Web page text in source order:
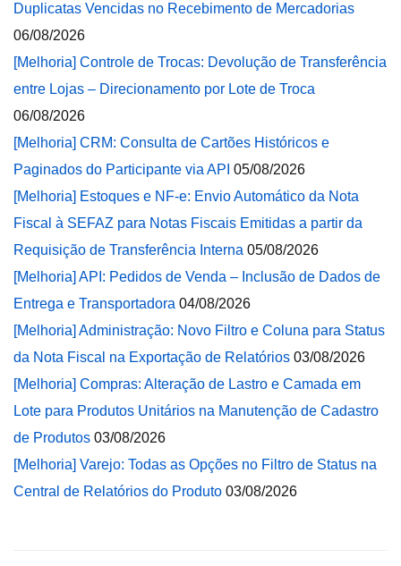
Duplicatas Vencidas no Recebimento de Mercadorias
06/08/2026
[Melhoria] Controle de Trocas: Devolução de Transferência
entre Lojas – Direcionamento por Lote de Troca
06/08/2026
[Melhoria] CRM: Consulta de Cartões Históricos e
Paginados do Participante via API 05/08/2026
[Melhoria] Estoques e NF-e: Envio Automático da Nota
Fiscal à SEFAZ para Notas Fiscais Emitidas a partir da
Requisição de Transferência Interna 05/08/2026
[Melhoria] API: Pedidos de Venda – Inclusão de Dados de
Entrega e Transportadora 04/08/2026
[Melhoria] Administração: Novo Filtro e Coluna para Status
da Nota Fiscal na Exportação de Relatórios 03/08/2026
[Melhoria] Compras: Alteração de Lastro e Camada em
Lote para Produtos Unitários na Manutenção de Cadastro
de Produtos 03/08/2026
[Melhoria] Varejo: Todas as Opções no Filtro de Status na
Central de Relatórios do Produto 03/08/2026